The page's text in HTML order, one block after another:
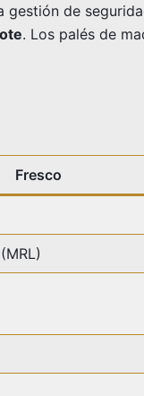
gestión de
. Los palés de
Fresco